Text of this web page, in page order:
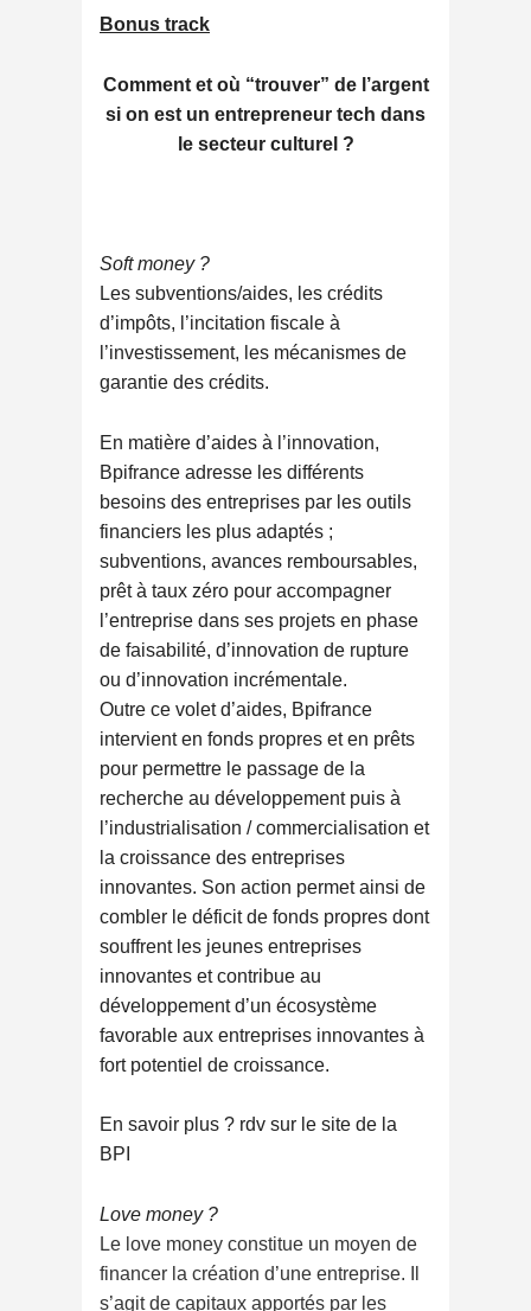
Bonus track
Comment et où “trouver” de l’argent
si on est un entrepreneur tech dans
le secteur culturel ?
Soft money ?
Les subventions/aides, les crédits
d’impôts, l’incitation fiscale à
l’investissement, les mécanismes de
garantie des crédits.
En matière d’aides à l’innovation,
Bpifrance adresse les différents
besoins des entreprises par les outils
financiers les plus adaptés ;
subventions, avances remboursables,
prêt à taux zéro pour accompagner
l’entreprise dans ses projets en phase
de faisabilité, d’innovation de rupture
ou d’innovation incrémentale.
Outre ce volet d’aides, Bpifrance
intervient en fonds propres et en prêts
pour permettre le passage de la
recherche au développement puis à
l’industrialisation / commercialisation et
la croissance des entreprises
innovantes. Son action permet ainsi de
combler le déficit de fonds propres dont
souffrent les jeunes entreprises
innovantes et contribue au
développement d’un écosystème
favorable aux entreprises innovantes à
fort potentiel de croissance.
En savoir plus ? rdv sur le site de la
BPI
Love money ?
Le love money constitue un moyen de
financer la création d’une entreprise. Il
s’agit de capitaux apportés par les